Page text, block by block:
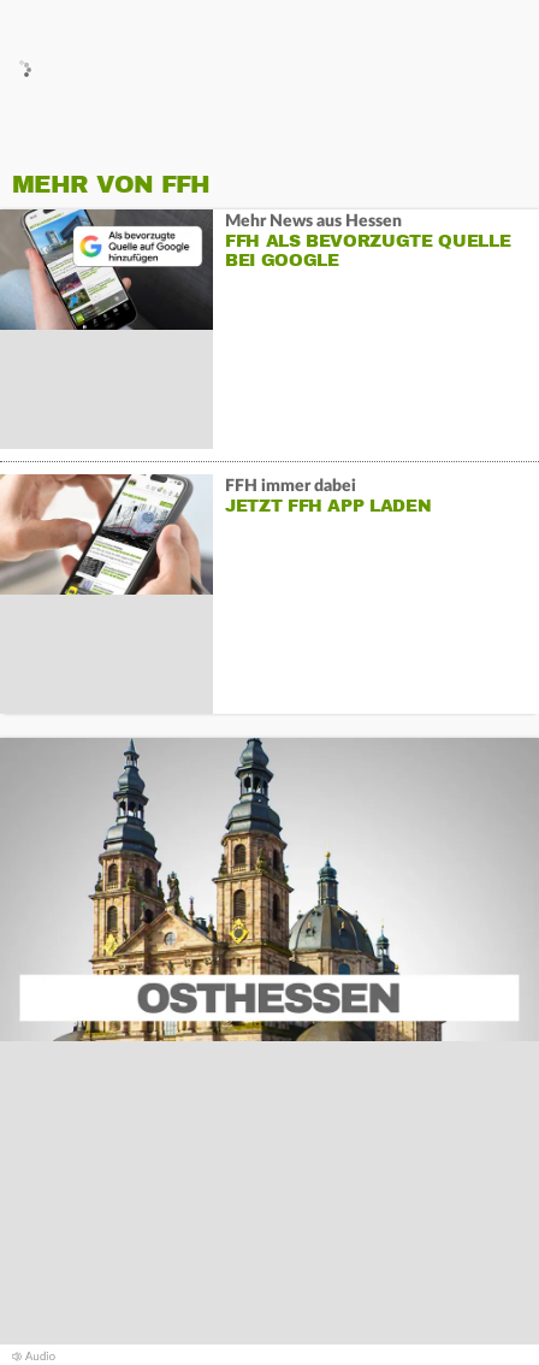
MEHR VON FFH
Mehr News aus Hessen
FFH ALS BEVORZUGTE QUELLE
BEI GOOGLE
FFH immer dabei
JETZT FFH APP LADEN